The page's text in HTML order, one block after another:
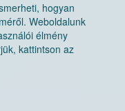
hogyan
Weboldalunk
élmény
kattintson az